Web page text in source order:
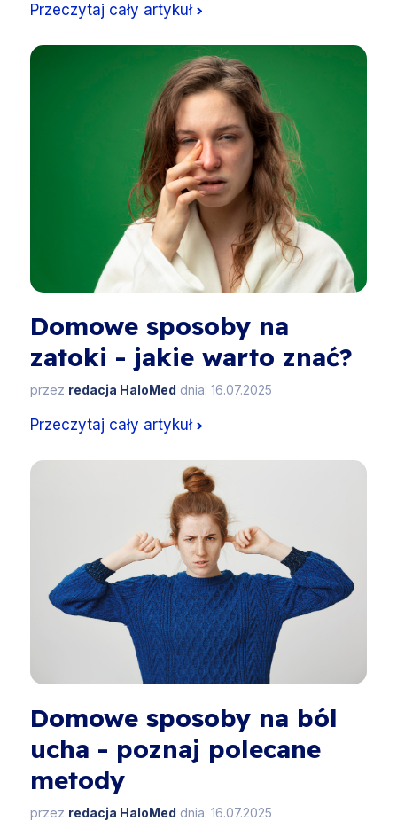
Przeczytaj cały artykuł
Domowe sposoby na
zatoki - jakie warto znać?
przez redacja HaloMed dnia: 16.07.2025
Przeczytaj cały artykuł
Domowe sposoby na ból
ucha - poznaj polecane
metody
przez redacja HaloMed dnia: 16.07.2025